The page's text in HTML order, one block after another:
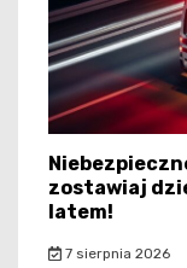
zostawiaj
latem!
7 sierpnia 2026